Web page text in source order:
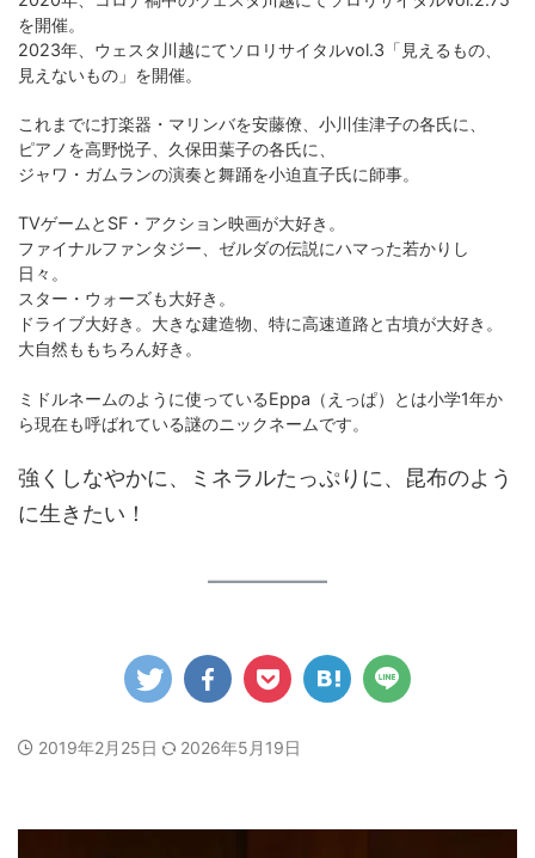
を開催。
2023年、ウェスタ川越にてソロリサイタルvol.3「見えるもの、
見えないもの」を開催。
これまでに打楽器・マリンバを安藤僚、小川佳津子の各氏に、
ピアノを高野悦子、久保田葉子の各氏に、
ジャワ・ガムランの演奏と舞踊を小迫直子氏に師事。
TVゲームとSF・アクション映画が大好き。
ファイナルファンタジー、ゼルダの伝説にハマった若かりし
日々。
スター・ウォーズも大好き。
ドライブ大好き。大きな建造物、特に高速道路と古墳が大好き。
大自然ももちろん好き。
ミドルネームのように使っているEppa（えっぱ）とは小学1年か
ら現在も呼ばれている謎のニックネームです。
強くしなやかに、ミネラルたっぷりに、昆布のよう
に生きたい！
2019年2月25日 2026年5月19日